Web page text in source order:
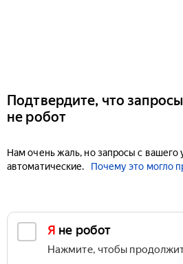
Подтвердите, что
не робот
Нам очень жаль, но запросы с вашего
автоматические.
Почему это могло
Я не робот
Нажмите, чтобы